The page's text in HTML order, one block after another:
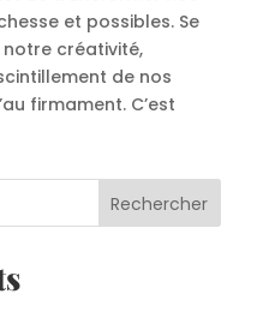
et possibles. Se
créativité,
de nos
firmament. C’est
Rechercher